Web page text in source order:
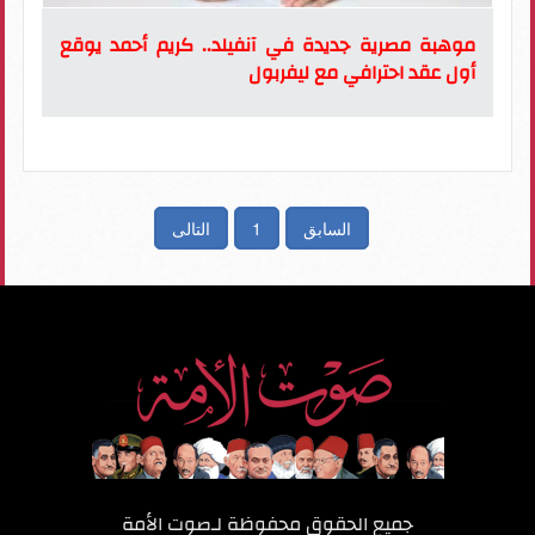
موهبة مصرية جديدة في آنفيلد.. كريم أحمد يوقع
أول عقد احترافي مع ليفربول
السابق 1 التالى
جميع الحقوق محفوظة لـصوت الأمة